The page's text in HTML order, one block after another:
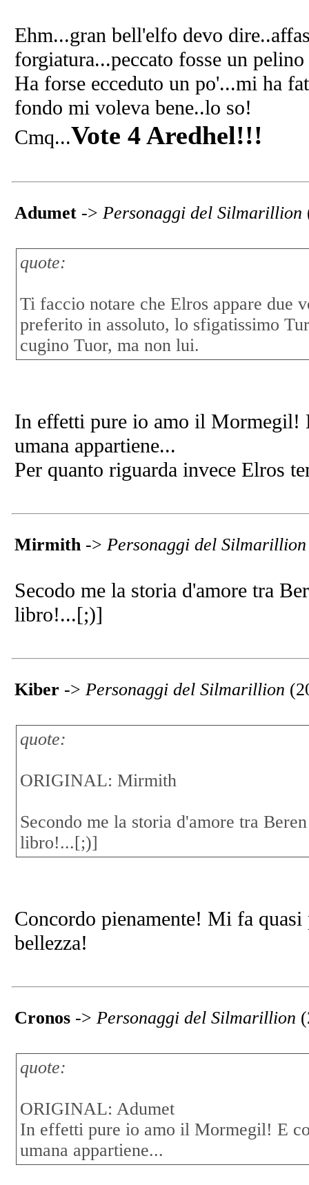
Ehm...gran bell'elfo devo
forgiatura...peccato fosse un
Ha forse ecceduto un po'...mi ha
fondo mi voleva bene..lo so!
Cmq...Vote 4 Aredhel!!!
Adumet -> Personaggi del Silmarillion
quote:
Ti faccio notare che Elros appare due
preferito in assoluto, lo sfigatissimo
cugino Tuor, ma non lui.
In effetti pure io amo il Mormegil!
umana appartiene...
Per quanto riguarda invece Elros
Mirmith -> Personaggi del
Secodo me la storia d'amore tra
libro!...[;)]
Kiber -> Personaggi del Silmarillion
quote:
ORIGINAL: Mirmith
Secondo me la storia d'amore tra
libro!...[;)]
Concordo pienamente! Mi fa quasi
bellezza!
Cronos -> Personaggi del Silmarillion
quote:
ORIGINAL: Adumet
In effetti pure io amo il Mormegil! E
umana appartiene...